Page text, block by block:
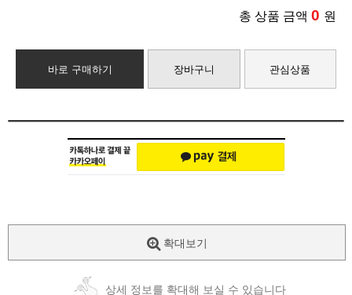
총 상품 금액 0 원
바로 구매하기 장바구니 관심상품
확대보기
상세 정보를 확대해 보실 수 있습니다